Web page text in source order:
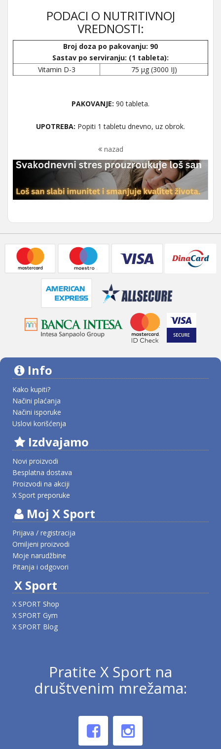
PODACI O NUTRITIVNOJ
VREDNOSTI:
Broj doza po pakovanju: 90
Sastav po serviranju: (1 tableta):
Vitamin D-3
75 µg (3000 IJ)
PAKOVANJE: 90 tableta.
UPOTREBA: Popiti 1 tabletu dnevno, uz obrok.
nazad
Info
Kako kupiti?
Načini plaćanja
Načini isporuke
Uslovi korišćenja
Izdvajamo
Novi proizvodi
Besplatna dostava
Proizvodi na akciji
X Sport preporuke
Moj X Sport
Prijava / registracija
Omiljeni proizvodi
Moje narudžbine
Pitanja i odgovori
X Sport
X SPORT Shop
X SPORT Gym
X SPORT Blog
Pratite X Sport na
društvenim mrežama: